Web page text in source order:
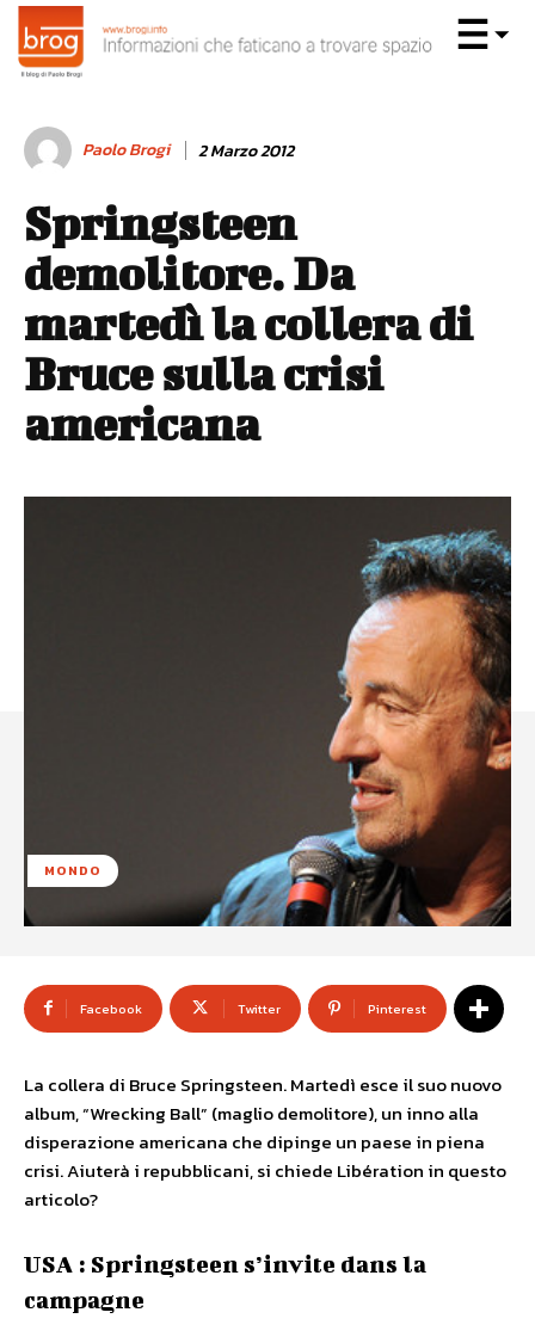
Paolo Brogi 2 Marzo 2012
Springsteen
demolitore. Da
martedì la collera di
Bruce sulla crisi
americana
MONDO
Facebook Twitter Pinterest
La collera di Bruce Springsteen. Martedì esce il suo nuovo
album, “Wrecking Ball” (maglio demolitore), un inno alla
disperazione americana che dipinge un paese in piena
crisi. Aiuterà i repubblicani, si chiede Libération in questo
articolo?
USA : Springsteen s’invite dans la
campagne